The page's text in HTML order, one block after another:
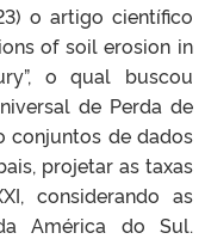
o artigo científico
of soil erosion in
o qual buscou
de Perda de
conjuntos de dados
projetar as taxas
considerando as
América do Sul.